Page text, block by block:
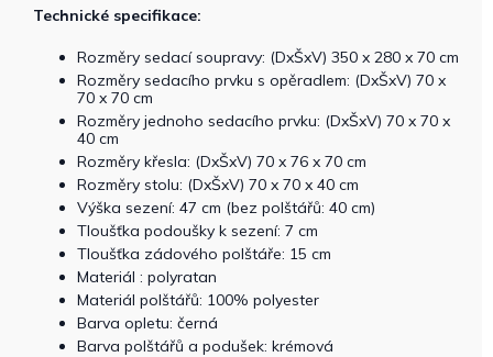
Technické specifikace:
Rozměry sedací soupravy: (DxŠxV) 350 x 280 x 70 cm
Rozměry sedacího prvku s opěradlem: (DxŠxV) 70 x
70 x 70 cm
Rozměry jednoho sedacího prvku: (DxŠxV) 70 x 70 x
40 cm
Rozměry křesla: (DxŠxV) 70 x 76 x 70 cm
Rozměry stolu: (DxŠxV) 70 x 70 x 40 cm
Výška sezení: 47 cm (bez polštářů: 40 cm)
Tloušťka podoušky k sezení: 7 cm
Tloušťka zádového polštáře: 15 cm
Materiál : polyratan
Materiál polštářů: 100% polyester
Barva opletu: černá
Barva polštářů a podušek: krémová